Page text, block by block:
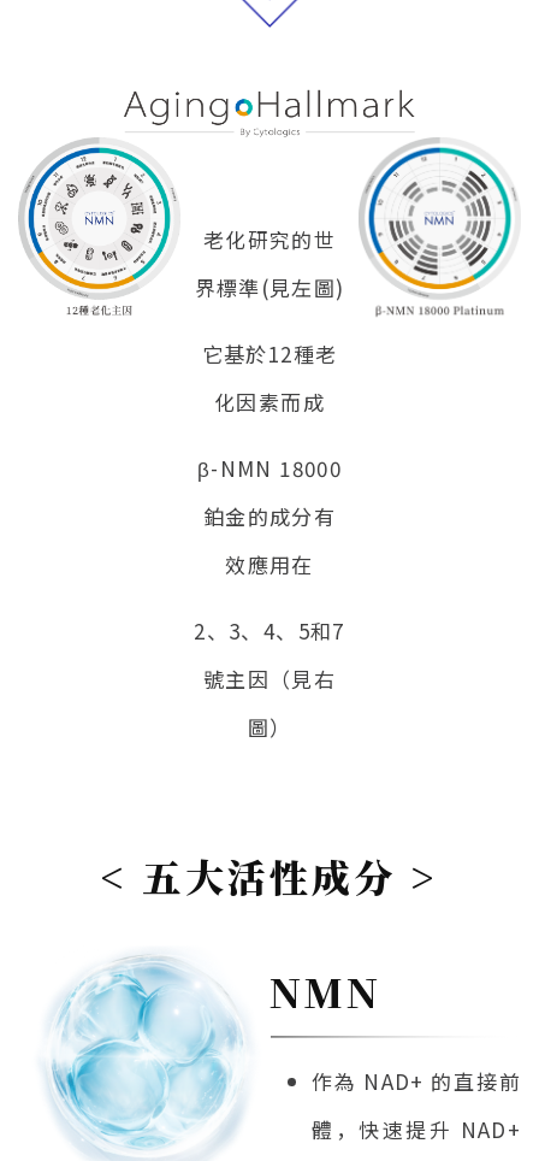
老化研究的世
界標準(見左圖)
它基於12種老
化因素而成
β-NMN 18000
鉑金的成分有
效應用在
2、3、4、5和7
號主因（見右
圖）
< 五大活性成分 >
NMN
作為 NAD+ 的直接前
體，快速提升 NAD+